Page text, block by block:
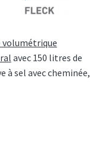
volumétrique
avec 150 litres de
à sel avec cheminée,